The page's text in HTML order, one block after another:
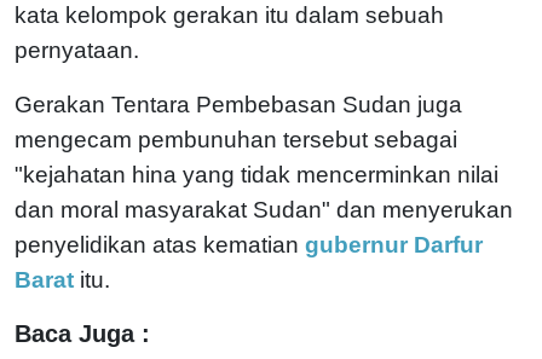
kata kelompok gerakan itu dalam sebuah
pernyataan.
Gerakan Tentara Pembebasan Sudan juga
mengecam pembunuhan tersebut sebagai
"kejahatan hina yang tidak mencerminkan nilai
dan moral masyarakat Sudan" dan menyerukan
penyelidikan atas kematian gubernur Darfur
Barat itu.
Baca Juga :